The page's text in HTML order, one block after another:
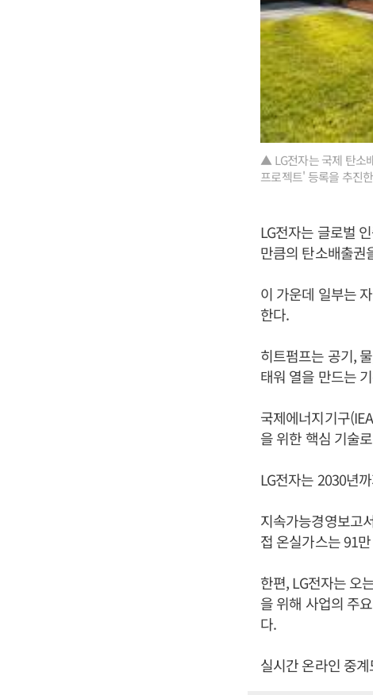
▲ LG전자는 국제 탄소
프로젝트' 등록을 추진
LG전자는 글로벌
만큼의 탄소배출권
이 가운데 일부는
한다.
히트펌프는 공기,
태워 열을 만드는
국제에너지기구
을 위한 핵심 기술
LG전자는 2030년
지속가능경영보고
접 온실가스는 91
한편, LG전자는 오
을 위해 사업의 주
다.
실시간 온라인 중